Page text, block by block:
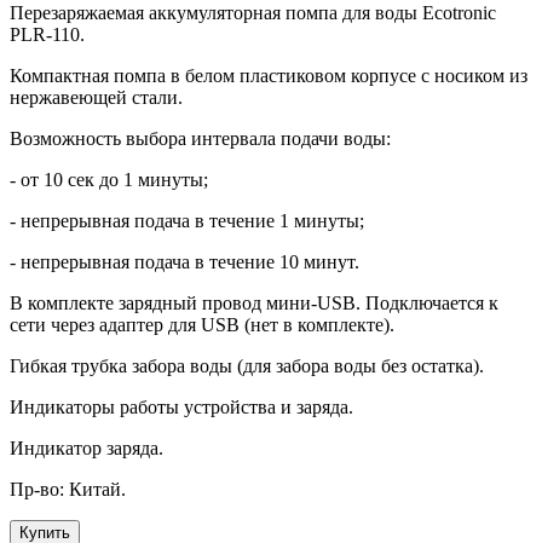
Перезаряжаемая аккумуляторная помпа для воды Ecotronic
PLR-110.
Компактная помпа в белом пластиковом корпусе с носиком из
нержавеющей стали.
Возможность выбора интервала подачи воды:
- от 10 сек до 1 минуты;
- непрерывная подача в течение 1 минуты;
- непрерывная подача в течение 10 минут.
В комплекте зарядный провод мини-USB. Подключается к
сети через адаптер для USB (нет в комплекте).
Гибкая трубка забора воды (для забора воды без остатка).
Индикаторы работы устройства и заряда.
Индикатор заряда.
Пр-во: Китай.
Купить